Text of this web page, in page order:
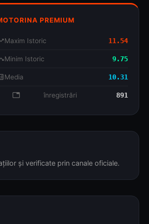
PREMIUM
Maxim Istoric 11.54
Minim Istoric 9.75
Media 10.31
database înregistrări 891
și verificate prin canale oficiale.